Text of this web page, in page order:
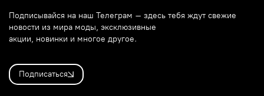
Подписывайся на наш Телеграм – здесь тебя ждут свежие
новости из мира моды, эксклюзивные
акции, новинки и многое другое.
Подписаться